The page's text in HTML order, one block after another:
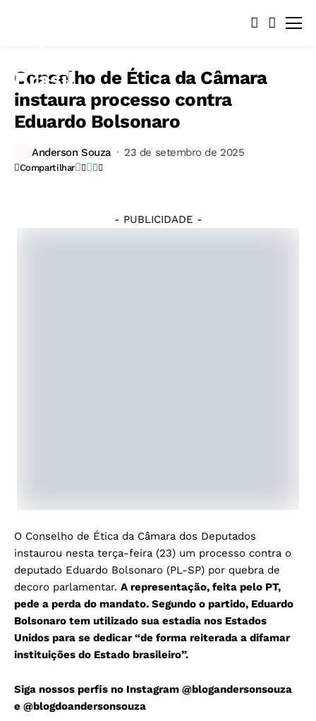
Conselho de Ética da Câmara
instaura processo contra
Eduardo Bolsonaro
Anderson Souza 23 de setembro de 2025
Compartilhar
Marques/Agência
- PUBLICIDADE -
O Conselho de Ética da Câmara dos Deputados
instaurou nesta terça-feira (23) um processo contra o
deputado Eduardo Bolsonaro (PL-SP) por quebra de
decoro parlamentar. A representação, feita pelo PT,
pede a perda do mandato. Segundo o partido, Eduardo
Bolsonaro tem utilizado sua estadia nos Estados
Unidos para se dedicar “de forma reiterada a difamar
instituições do Estado brasileiro”.
Siga nossos perfis no Instagram @blogandersonsouza
e @blogdoandersonsouza